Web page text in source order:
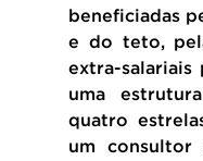
beneficiadas
e do teto,
extra-
uma
quatro
um consultor